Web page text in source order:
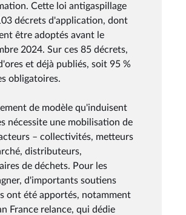
Cette loi antigaspillage
décrets d'application, dont
être adoptés avant le
2024. Sur ces 85 décrets,
et déjà publiés, soit 95 %
obligatoires.
de modèle qu'induisent
nécessite une mobilisation de
– collectivités, metteurs
distributeurs,
de déchets. Pour les
d'importants soutiens
ont été apportés, notamment
France relance, qui dédie